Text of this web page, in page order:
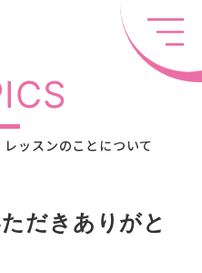
ッスンのことについて
だきありがと